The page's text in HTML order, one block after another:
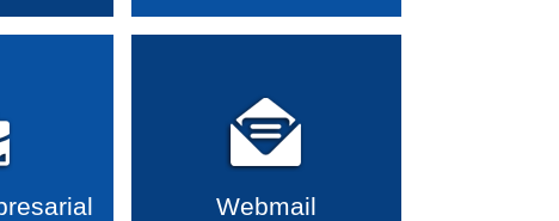
Webmail
das regras de validação dos docu ...